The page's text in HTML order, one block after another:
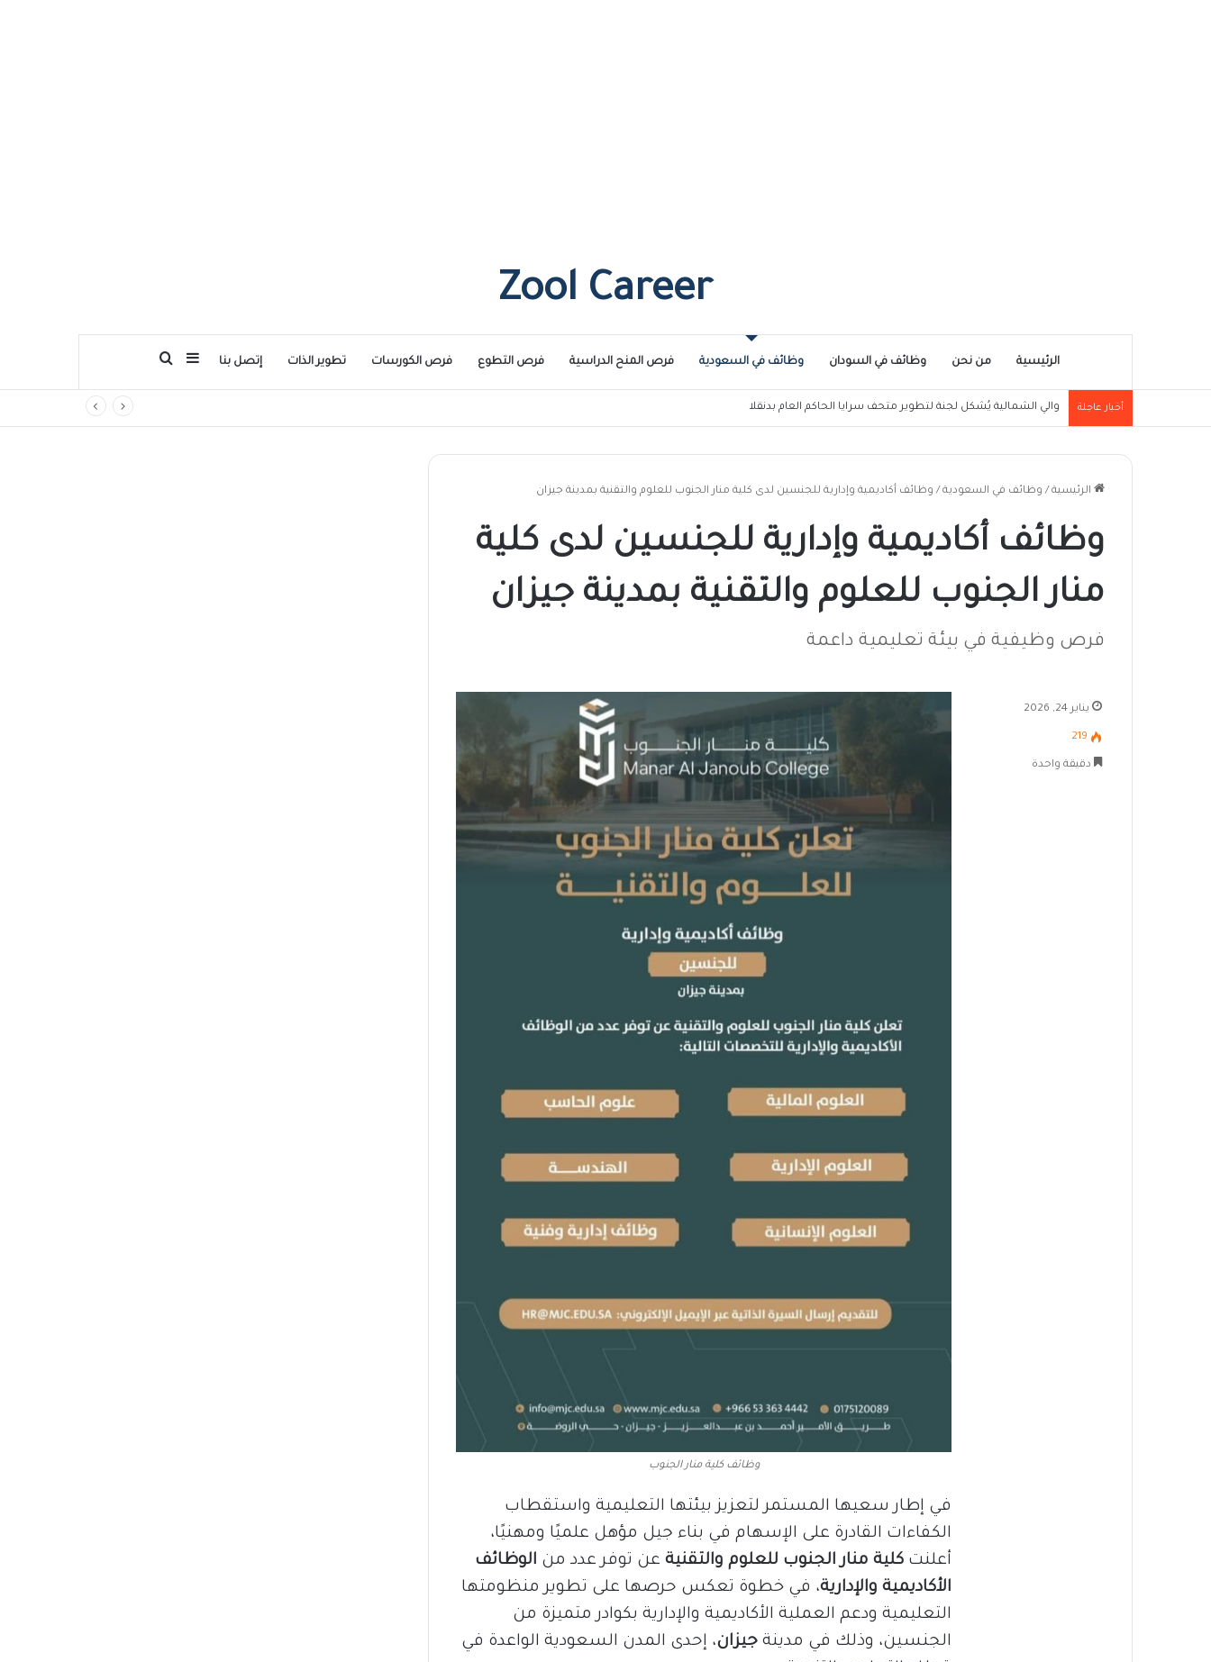
Zool Career
الرئيسية من نحن وظائف في السودان وظائف في السعودية فرص المنح الدراسية فرص التطوع فرص الكورسات تطوير الذات إتصل بنا إضافة عمود جانبي
بحث عن
أخبار عاجلة والي الشمالية يُشكل لجنة لتطوير متحف سرايا الحاكم العام بدنقلا
الرئيسية / وظائف في السعودية / وظائف أكاديمية وإدارية للجنسين لدى كلية منار الجنوب للعلوم والتقنية بمدينة جيزان
وظائف أكاديمية وإدارية للجنسين لدى كلية
منار الجنوب للعلوم والتقنية بمدينة جيزان
فرص وظيفية في بيئة تعليمية داعمة
وظائف كلية منار الجنوب
في إطار سعيها المستمر لتعزيز بيئتها التعليمية واستقطاب
الكفاءات القادرة على الإسهام في بناء جيل مؤهل علميًا ومهنيًا،
أعلنت كلية منار الجنوب للعلوم والتقنية عن توفر عدد من الوظائف
الأكاديمية والإدارية، في خطوة تعكس حرصها على تطوير منظومتها
التعليمية ودعم العملية الأكاديمية والإدارية بكوادر متميزة من
الجنسين، وذلك في مدينة جيزان، إحدى المدن السعودية الواعدة في
يناير 24, 2026
219
دقيقة واحدة